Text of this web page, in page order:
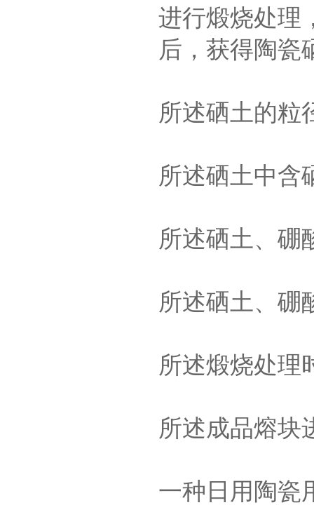
进行煅烧处理
后，获得陶瓷
所述硒土的粒
所述硒土中含
所述硒土、硼
所述硒土、硼
所述煅烧处理
所述成品熔块
一种日用陶瓷